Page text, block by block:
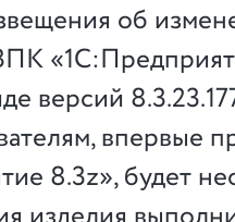
об
версий
впервые
8.3z», будет